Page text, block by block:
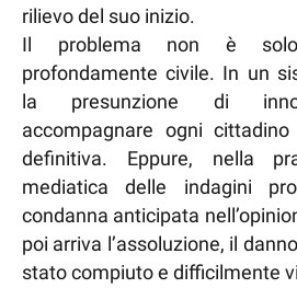
rilievo del suo inizio.
Il problema non è
profondamente civile. In un
la presunzione di
accompagnare ogni
definitiva. Eppure, nella
mediatica delle indagini
condanna anticipata
poi arriva l’assoluzione, il
stato compiuto e difficilmente